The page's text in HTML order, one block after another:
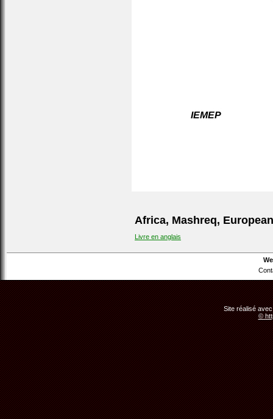
Africa, Mashreq,
Livre en anglais
Site réalisé
©